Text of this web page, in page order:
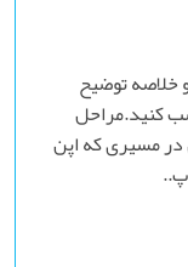
خلاصه توضیح
کنید.مراحل
ژورنال در مسیری که اپن